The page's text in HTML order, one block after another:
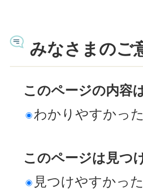
みなさまのご
このページの内容
わかりやすかった
このページは見つ
見つけやすかった